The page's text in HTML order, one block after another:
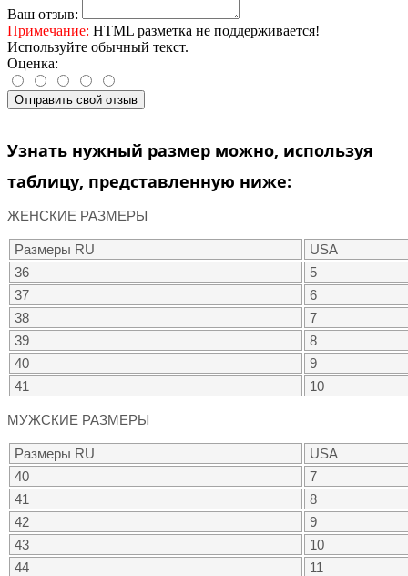
Ваш отзыв:
Примечание: HTML разметка не поддерживается!
Используйте обычный текст.
Оценка:
Отправить свой отзыв
Узнать нужный размер можно, используя
таблицу, представленную ниже:
ЖЕНСКИЕ РАЗМЕРЫ
Размеры RU
USA
36
5
37
6
38
7
39
8
40
9
41
10
МУЖСКИЕ РАЗМЕРЫ
Размеры RU
USA
40
7
41
8
42
9
43
10
44
11